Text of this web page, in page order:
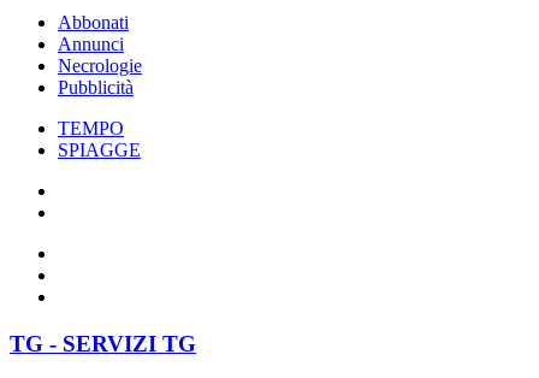
Abbonati
Annunci
Necrologie
Pubblicità
TEMPO
SPIAGGE
TG - SERVIZI TG